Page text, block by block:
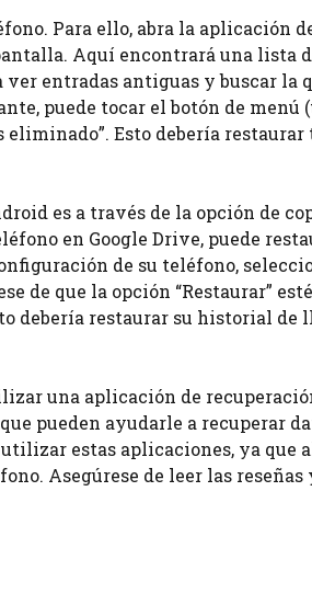
Para ello, abra la aplicación
Aquí encontrará una lista
entradas antiguas y buscar la
puede tocar el botón de menú
Esto debería restaurar
es a través de la opción de
en Google Drive, puede
de su teléfono,
de que la opción “Restaurar”
debería restaurar su historial de
una aplicación de
pueden ayudarle a recuperar
estas aplicaciones, ya que
Asegúrese de leer las